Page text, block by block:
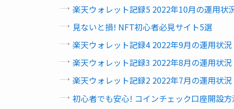
楽天ウォレット記録5 2022年10月の運用状
見ないと損! NFT初心者必見サイト5選
楽天ウォレット記録4 2022年9月の運用状況
楽天ウォレット記録3 2022年8月の運用状況
楽天ウォレット記録2 2022年7月の運用状況
初心者でも安心! コインチェック口座開設